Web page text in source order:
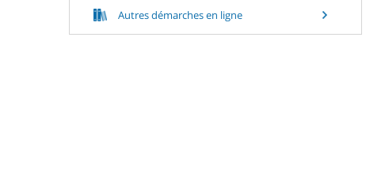
Autres démarches en ligne